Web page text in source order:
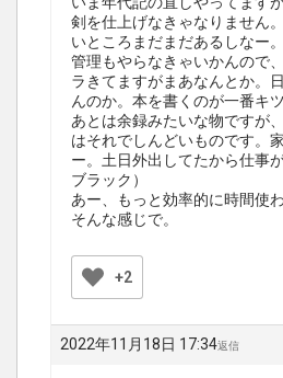
剣を仕上げなきゃなりません
いところまだまだあるしなー
管理もやらなきゃいかんので
ラきてますがまあなんとか。
んのか。本を書くのが一番キ
あとは余録みたいな物ですが
はそれでしんどいものです。
ー。土日外出してたから仕事
ブラック）
あー、もっと効率的に時間使
そんな感じで。
+2
2022年11月18日 17:34返信